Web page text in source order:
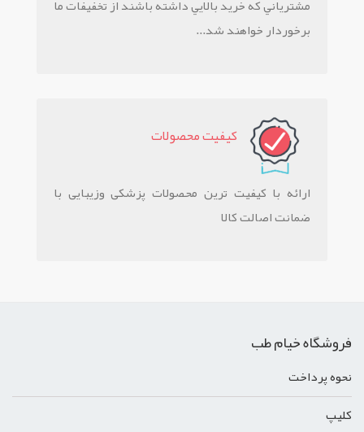
مشترياني که خريد بالايي داشته باشند از تخفيفات ما
برخوردار خواهند شد...
کيفيت محصولات
ارائه با کیفیت ترین محصولات پزشکی وزیبایی با
ضمانت اصالت کالا
فروشگاه خیام طب
نحوه پرداخت
کليپ